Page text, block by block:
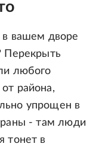
в вашем дворе
Перекрыть
любого
района,
упрощен в
- там люди
тонет в